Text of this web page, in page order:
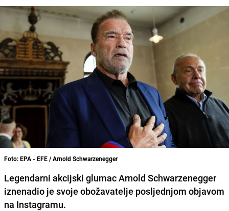
Foto: EPA - EFE / Arnold Schwarzenegger
Legendarni akcijski glumac Arnold Schwarzenegger
iznenadio je svoje obožavatelje posljednjom objavom
na Instagramu.